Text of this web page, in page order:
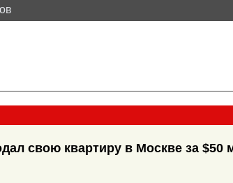
свою квартиру в Москве за $50